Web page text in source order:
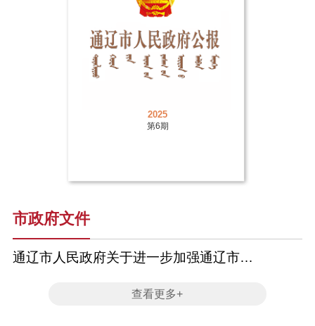
2025
第6期
市政府文件
通辽市人民政府关于进一步加强通辽市本
查看更多+